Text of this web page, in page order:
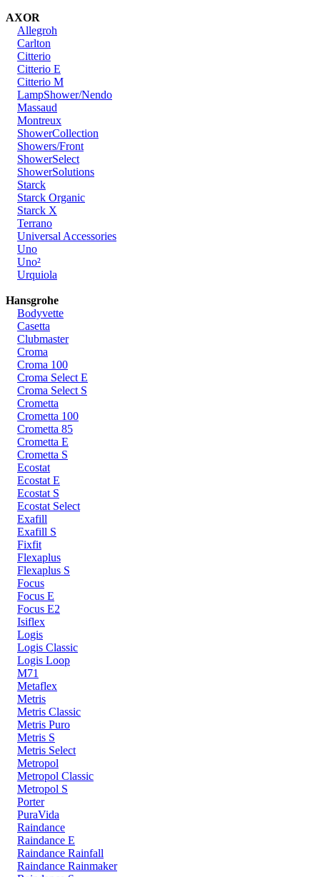
AXOR
Allegroh
Carlton
Citterio
Citterio E
Citterio M
LampShower/Nendo
Massaud
Montreux
ShowerCollection
Showers/Front
ShowerSelect
ShowerSolutions
Starck
Starck Organic
Starck X
Terrano
Universal Accessories
Uno
Uno²
Urquiola
Hansgrohe
Bodyvette
Casetta
Clubmaster
Croma
Croma 100
Croma Select E
Croma Select S
Crometta
Crometta 100
Crometta 85
Crometta E
Crometta S
Ecostat
Ecostat E
Ecostat S
Ecostat Select
Exafill
Exafill S
Fixfit
Flexaplus
Flexaplus S
Focus
Focus E
Focus E2
Isiflex
Logis
Logis Classic
Logis Loop
M71
Metaflex
Metris
Metris Classic
Metris Puro
Metris S
Metris Select
Metropol
Metropol Classic
Metropol S
Porter
PuraVida
Raindance
Raindance E
Raindance Rainfall
Raindance Rainmaker